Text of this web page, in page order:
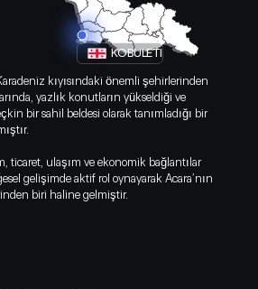
kıyısındaki önemli şehirlerinden
yazlık konutların yükseldiği ve
bir sahil beldesi olarak tanımladığı bir
ticaret, ulaşım ve ekonomik bağlantılar
gelişimde aktif rol oynayarak Acara’nın
biri haline gelmiştir.
KOBULETI
Yaşam ve